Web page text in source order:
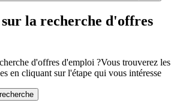
la recherche d'offres
d'offres d'emploi ?Vous trouverez les
en cliquant sur l'étape qui vous intéresse